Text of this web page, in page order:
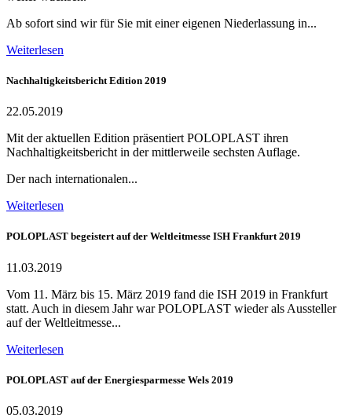
Ab sofort sind wir für Sie mit einer eigenen Niederlassung in...
Weiterlesen
Nachhaltigkeitsbericht Edition 2019
22.05.2019
Mit der aktuellen Edition präsentiert POLOPLAST ihren
Nachhaltigkeitsbericht in der mittlerweile sechsten Auflage.
Der nach internationalen...
Weiterlesen
POLOPLAST begeistert auf der Weltleitmesse ISH Frankfurt 2019
11.03.2019
Vom 11. März bis 15. März 2019 fand die ISH 2019 in Frankfurt
statt. Auch in diesem Jahr war POLOPLAST wieder als Aussteller
auf der Weltleitmesse...
Weiterlesen
POLOPLAST auf der Energiesparmesse Wels 2019
05.03.2019